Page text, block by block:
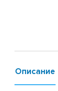
Описание